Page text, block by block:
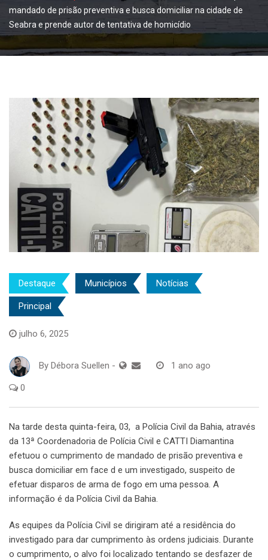
mandado de prisão preventiva e busca domiciliar na cidade de
Seabra e prende autor de tentativa de homicídio
Destaque Municípios Notícias
Principal
julho 6, 2025
By Débora Suellen - 1 ano ago
0
Na tarde desta quinta-feira, 03, a Polícia Civil da Bahia, através
da 13ª Coordenadoria de Polícia Civil e CATTI Diamantina
efetuou o cumprimento de mandado de prisão preventiva e
busca domiciliar em face d e um investigado, suspeito de
efetuar disparos de arma de fogo em uma pessoa. A
informação é da Polícia Civil da Bahia.
As equipes da Polícia Civil se dirigiram até a residência do
investigado para dar cumprimento às ordens judiciais. Durante
o cumprimento, o alvo foi localizado tentando se desfazer de